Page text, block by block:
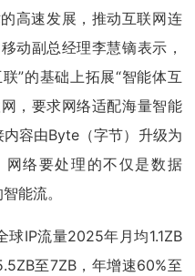
高速发展，推动互联网连
动副总经理李慧镝表示，
”的基础上拓展“智能体互
，要求网络适配海量智能
容由Byte（字节）升级为
络要处理的不仅是数据
能流。
球IP流量2025年月均1.1ZB
至7ZB，年增速60%至